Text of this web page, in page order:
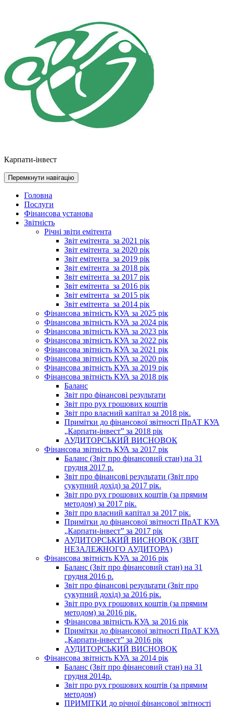
Карпати-інвест
Перемкнути навігацію
Головна
Послуги
Фінансова установа
Звітність
Річні звіти емітента
Звіт емітента_за 2021 рік
Звіт емітента_за 2020 рік
Звіт емітента_за 2019 рік
Звіт емітента_за 2018 рік
Звіт емітента_за 2017 рік
Звіт емітента_за 2016 рік
Звіт емітента_за 2015 рік
Звіт емітента_за 2014 рік
Фінансова звітність КУА за 2025 рік
Фінансова звітність КУА за 2024 рік
Фінансова звітність КУА за 2023 рік
Фінансова звітність КУА за 2022 рік
Фінансова звітність КУА за 2021 рік
Фінансова звітність КУА за 2020 рік
Фінансова звітність КУА за 2019 рік
Фінансова звітність КУА за 2018 рік
Баланс
Звіт про фінансові результати
Звіт про рух грошових коштів
Звіт про власний капітал за 2018 рік.
Примітки до фінансової звітності ПрАТ КУА
„Карпати-інвест” за 2018 рік
АУДИТОРСЬКИЙ ВИСНОВОК
Фінансова звітність КУА за 2017 рік
Баланс (Звіт про фінансовий стан) на 31
грудня 2017 р.
Звіт про фінансові результати (Звіт про
сукупний дохід) за 2017 рік.
Звіт про рух грошових коштів (за прямим
методом) за 2017 рік.
Звіт про власний капітал за 2017 рік.
Примітки до фінансової звітності ПрАТ КУА
„Карпати-інвест” за 2017 рік
АУДИТОРСЬКИЙ ВИСНОВОК (ЗВІТ
НЕЗАЛЕЖНОГО АУДИТОРА)
Фінансова звітність КУА за 2016 рік
Баланс (Звіт про фінансовий стан) на 31
грудня 2016 р.
Звіт про фінансові результати (Звіт про
сукупний дохід) за 2016 рік.
Звіт про рух грошових коштів (за прямим
методом) за 2016 рік.
Фінансова звітність КУА за 2016 рік
Примітки до фінансової звітності ПрАТ КУА
„Карпати-інвест” за 2016 рік
АУДИТОРСЬКИЙ ВИСНОВОК
Фінансова звітність КУА за 2014 рік
Баланс (Звіт про фінансовий стан) на 31
грудня 2014р.
Звіт про рух грошових коштів (за прямим
методом)
ПРИМІТКИ до річної фінансової звітності